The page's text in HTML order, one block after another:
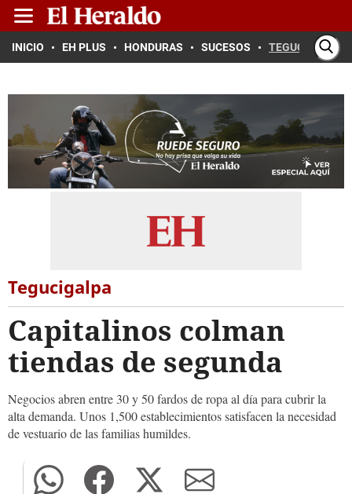
INICIO EH PLUS HONDURAS SUCESOS TEGUCIGALPA
Tegucigalpa
Capitalinos colman
tiendas de segunda
Negocios abren entre 30 y 50 fardos de ropa al día para cubrir la
alta demanda. Unos 1,500 establecimientos satisfacen la necesidad
de vestuario de las familias humildes.